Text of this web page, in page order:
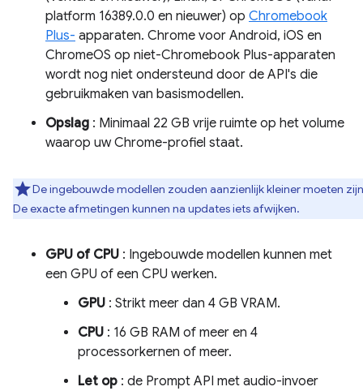
platform 16389.0.0 en nieuwer) op Chromebook
Plus- apparaten. Chrome voor Android, iOS en
ChromeOS op niet-Chromebook Plus-apparaten
wordt nog niet ondersteund door de API's die
gebruikmaken van basismodellen.
Opslag : Minimaal 22 GB vrije ruimte op het volume
waarop uw Chrome-profiel staat.
De ingebouwde modellen zouden aanzienlijk kleiner moeten
De exacte afmetingen kunnen na updates iets afwijken.
GPU of CPU : Ingebouwde modellen kunnen met
een GPU of een CPU werken.
GPU : Strikt meer dan 4 GB VRAM.
CPU : 16 GB RAM of meer en 4
processorkernen of meer.
Let op : de Prompt API met audio-invoer